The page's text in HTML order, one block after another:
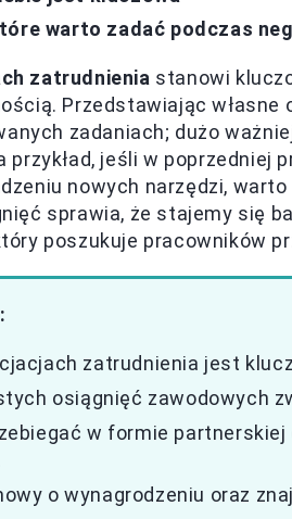
warto zadać podczas
zatrudnienia stanowi
Przedstawiając
zadaniach; dużo
jeśli w poprzedniej
nowych narzędzi,
sprawia, że stajemy się
poszukuje pracowników
zatrudnienia jest
osiągnięć zawodowych
w formie
o wynagrodzeniu oraz